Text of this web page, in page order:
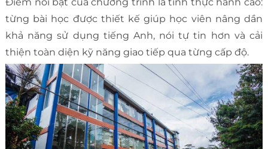
Điểm nổi bật của chương trình là tính thực hành cao:
từng bài học được thiết kế giúp học viên nâng dần
khả năng sử dụng tiếng Anh, nói tự tin hơn và cải
thiện toàn diện kỹ năng giao tiếp qua từng cấp độ.